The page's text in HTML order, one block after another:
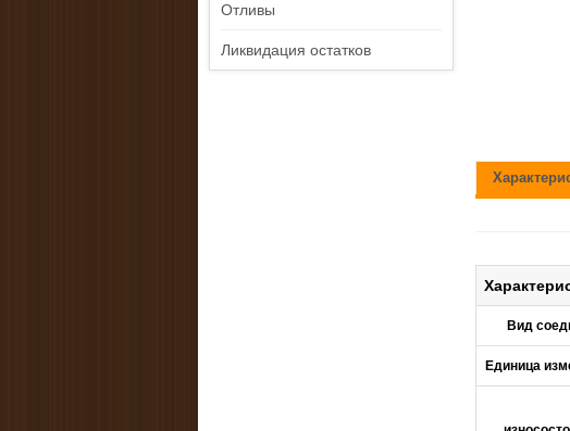
Отливы
Ликвидация остатков
Вид
Единица